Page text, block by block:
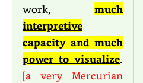
work, much
interpretive
capacity and much
power to visualize.
[a very Mercurian